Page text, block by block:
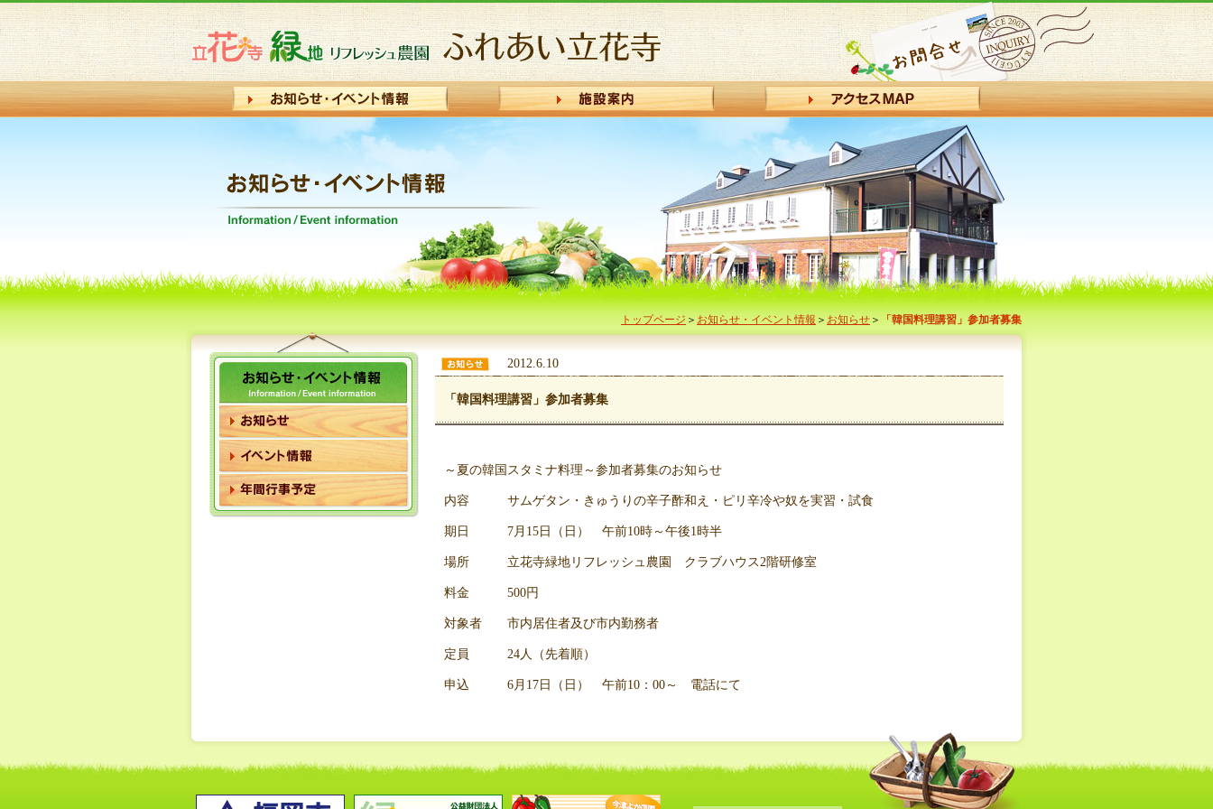
トップページ ＞ お知らせ・イベント情報 ＞ お知らせ ＞ 「韓国料理講習」参加者募集
2012.6.10
「韓国料理講習」参加者募集
～夏の韓国スタミナ料理～参加者募集のお知らせ
内容 サムゲタン・きゅうりの辛子酢和え・ピリ辛冷や奴を実習・試食
期日 7月15日（日） 午前10時～午後1時半
場所 立花寺緑地リフレッシュ農園 クラブハウス2階研修室
料金 500円
対象者 市内居住者及び市内勤務者
定員 24人（先着順）
申込 6月17日（日） 午前10：00～ 電話にて